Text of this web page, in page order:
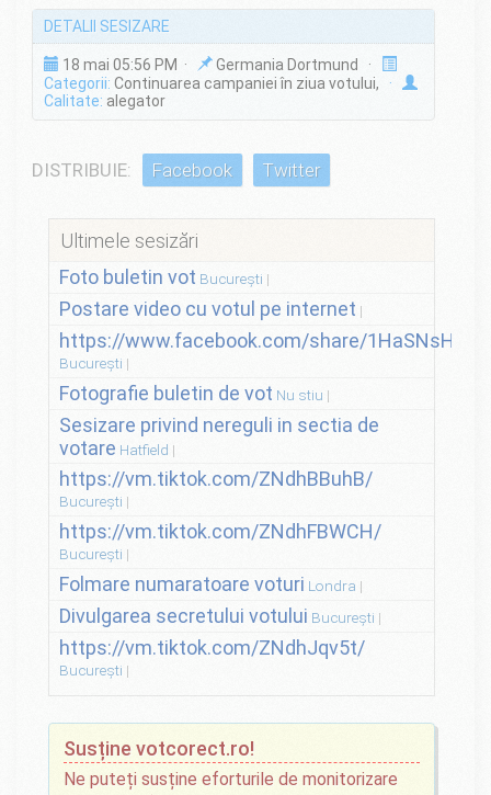
DETALII SESIZARE
18 mai 05:56 PM ·
Germania Dortmund ·
Categorii: Continuarea campaniei în ziua votului,
·
Calitate: alegator
DISTRIBUIE: Facebook Twitter
Ultimele sesizări
Foto buletin vot București
Postare video cu votul pe internet
https://www.facebook.com/share/
București
Fotografie buletin de vot Nu stiu
Sesizare privind nereguli in sectia de
votare Hatfield
https://vm.tiktok.com/ZNdhBBuhB/
București
https://vm.tiktok.com/ZNdhFBWCH/
București
Folmare numaratoare voturi Londra
Divulgarea secretului votului București
https://vm.tiktok.com/ZNdhJqv5t/
București
Susține votcorect.ro!
Ne puteți susține eforturile de monitorizare